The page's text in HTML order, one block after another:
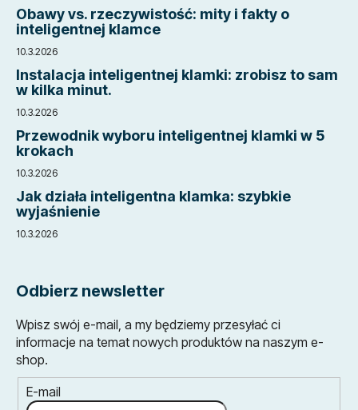
Obawy vs. rzeczywistość: mity i fakty o
inteligentnej klamce
10.3.2026
Instalacja inteligentnej klamki: zrobisz to sam
w kilka minut.
10.3.2026
Przewodnik wyboru inteligentnej klamki w 5
krokach
10.3.2026
Jak działa inteligentna klamka: szybkie
wyjaśnienie
10.3.2026
Odbierz newsletter
Wpisz swój e-mail, a my będziemy przesyłać ci
informacje na temat nowych produktów na naszym e-
shop.
E-mail